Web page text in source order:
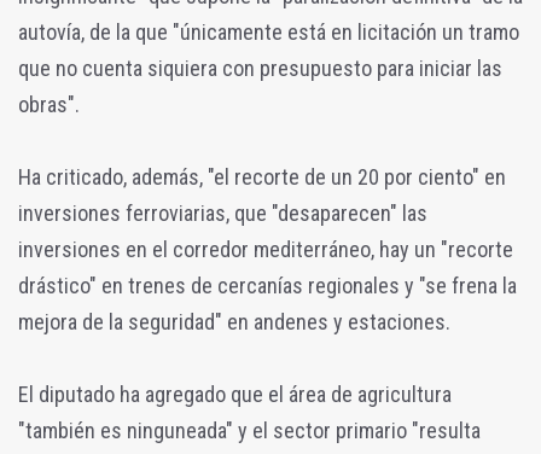
autovía, de la que "únicamente está en licitación un tramo
que no cuenta siquiera con presupuesto para iniciar las
obras".
Ha criticado, además, "el recorte de un 20 por ciento" en
inversiones ferroviarias, que "desaparecen" las
inversiones en el corredor mediterráneo, hay un "recorte
drástico" en trenes de cercanías regionales y "se frena la
mejora de la seguridad" en andenes y estaciones.
El diputado ha agregado que el área de agricultura
"también es ninguneada" y el sector primario "resulta